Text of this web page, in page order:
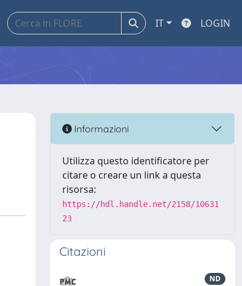
IT LOGIN
Informazioni
Utilizza questo identificatore per
citare o creare un link a questa
risorsa:
https://hdl.handle.net/2158/10631
23
Citazioni
ND